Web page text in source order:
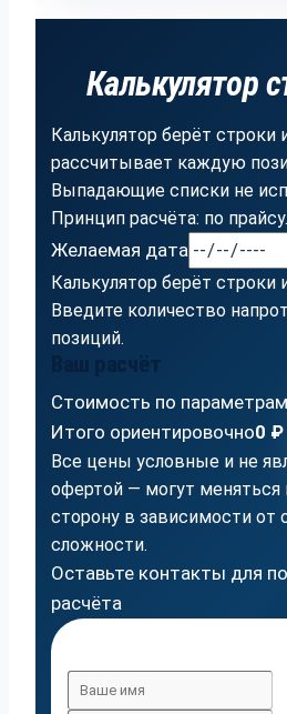
Калькулятор
Калькулятор берёт строки
рассчитывает каждую
Выпадающие списки не
Принцип расчёта: по прайсу.
Желаемая дата
Калькулятор берёт строки
Введите количество
позиций.
Ваш расчёт
Стоимость по параметрам
Итого ориентировочно0 ₽
Все цены условные и не
офертой — могут меняться
сторону в зависимости от
сложности.
Оставьте контакты для
расчёта